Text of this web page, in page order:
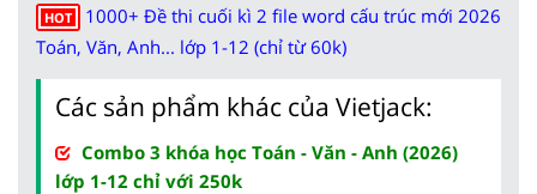
HOT
1000+ Đề thi cuối kì 2 file word cấu trúc mới 2026
Toán, Văn, Anh... lớp 1-12 (chỉ từ 60k)
Các sản phẩm khác của Vietjack:
Combo 3 khóa học Toán - Văn - Anh (2026)
lớp 1-12 chỉ với 250k